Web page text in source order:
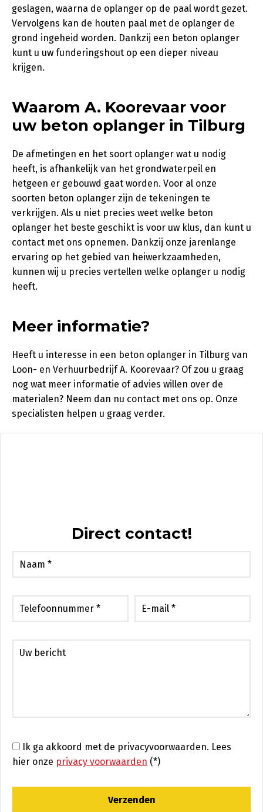
geslagen, waarna de oplanger op de paal wordt gezet.
Vervolgens kan de houten paal met de oplanger de
grond ingeheid worden. Dankzij een beton oplanger
kunt u uw funderingshout op een dieper niveau
krijgen.
Waarom A. Koorevaar voor
uw beton oplanger in Tilburg
De afmetingen en het soort oplanger wat u nodig
heeft, is afhankelijk van het grondwaterpeil en
hetgeen er gebouwd gaat worden. Voor al onze
soorten beton oplanger zijn de tekeningen te
verkrijgen. Als u niet precies weet welke beton
oplanger het beste geschikt is voor uw klus, dan kunt u
contact met ons opnemen. Dankzij onze jarenlange
ervaring op het gebied van heiwerkzaamheden,
kunnen wij u precies vertellen welke oplanger u nodig
heeft.
Meer informatie?
Heeft u interesse in een beton oplanger in Tilburg van
Loon- en Verhuurbedrijf A. Koorevaar? Of zou u graag
nog wat meer informatie of advies willen over de
materialen? Neem dan nu contact met ons op. Onze
specialisten helpen u graag verder.
Direct contact!
Ik ga akkoord met de privacyvoorwaarden. Lees
hier onze privacy voorwaarden (*)